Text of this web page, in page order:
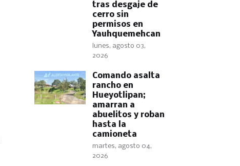
tras desgaje de
cerro sin
permisos en
Yauhquemehcan
lunes, agosto 03,
2026
Comando asalta
rancho en
Hueyotlipan;
amarran a
abuelitos y roban
hasta la
camioneta
martes, agosto 04,
2026